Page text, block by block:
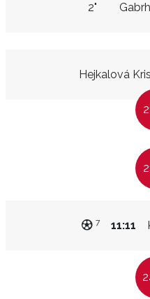
2"
Hejkalová
11:11
7